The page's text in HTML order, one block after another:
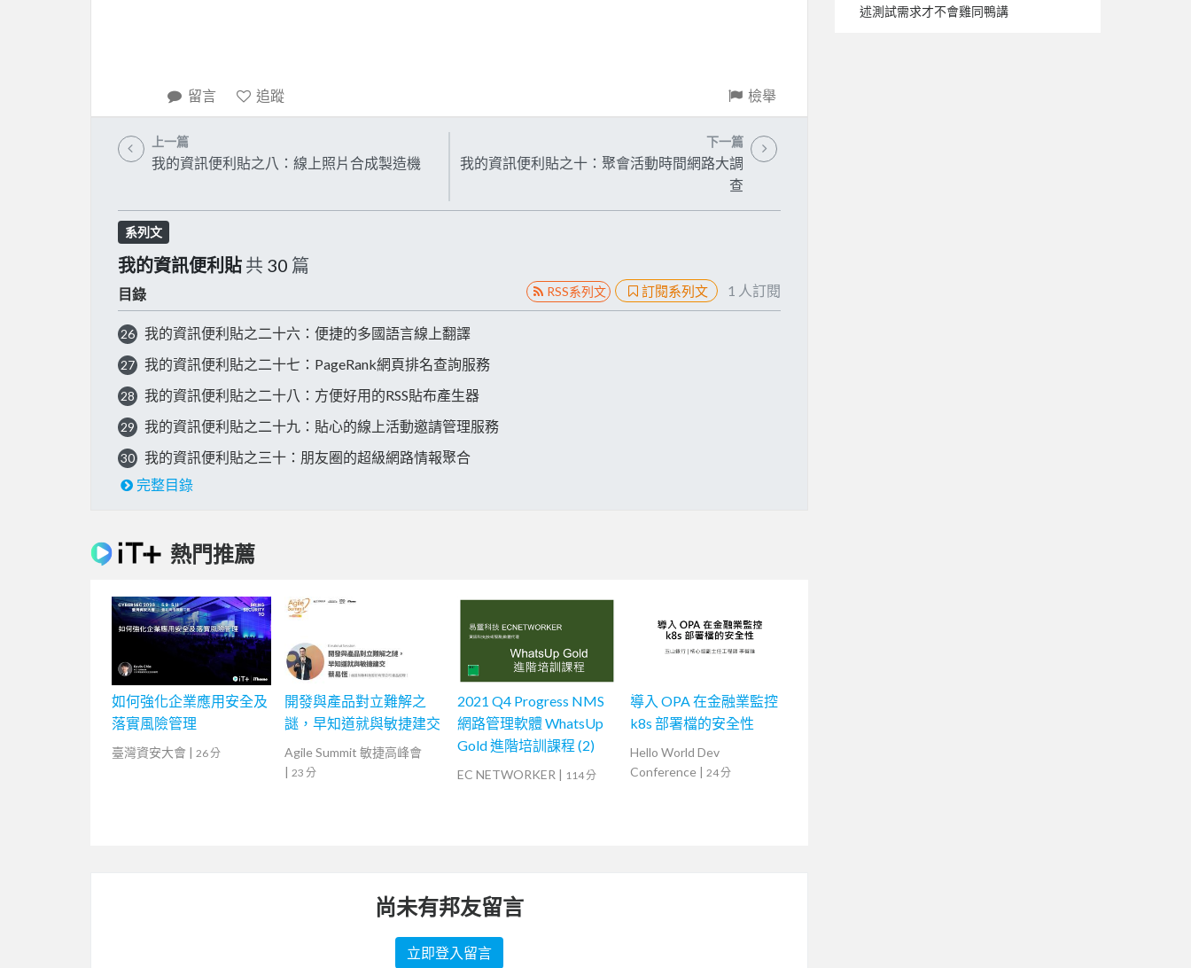
留言 追蹤 檢舉
上一篇
我的資訊便利貼之八：線上照片合成製造機
下一篇
我的資訊便利貼之十：聚會活動時間網路大調
查
系列文
我的資訊便利貼 共 30 篇
目錄 RSS系列文 訂閱系列文 1 人訂閱
26 我的資訊便利貼之二十六：便捷的多國語言線上翻譯
27 我的資訊便利貼之二十七：PageRank網頁排名查詢服務
28 我的資訊便利貼之二十八：方便好用的RSS貼布產生器
29 我的資訊便利貼之二十九：貼心的線上活動邀請管理服務
30
我的資訊便利貼之三十：朋友圈的超級網路情報聚合
完整目錄
熱門推薦
如何強化企業應用安全及
落實風險管理
臺灣資安大會 | 26 分
開發與產品對立難解之
謎，早知道就與敏捷建交
Agile Summit 敏捷高峰會
| 23 分
2021 Q4 Progress NMS
網路管理軟體 WhatsUp
Gold 進階培訓課程 (2)
EC NETWORKER | 114 分
導入 OPA 在金融業監控
k8s 部署檔的安全性
Hello World Dev
Conference | 24 分
尚未有邦友留言
立即登入留言
述測試需求才不會雞同鴨講